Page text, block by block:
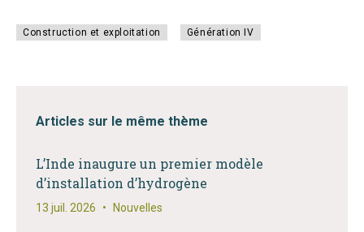
Construction et exploitation Génération IV
Articles sur le même thème
L’Inde inaugure un premier modèle
d’installation d’hydrogène
13 juil. 2026 • Nouvelles